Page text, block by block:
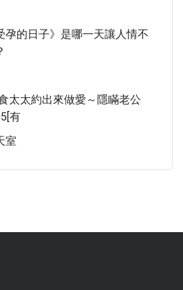
孕的日子》是哪一天讓人情不
太太約出來做愛～隱瞞老公
有
室